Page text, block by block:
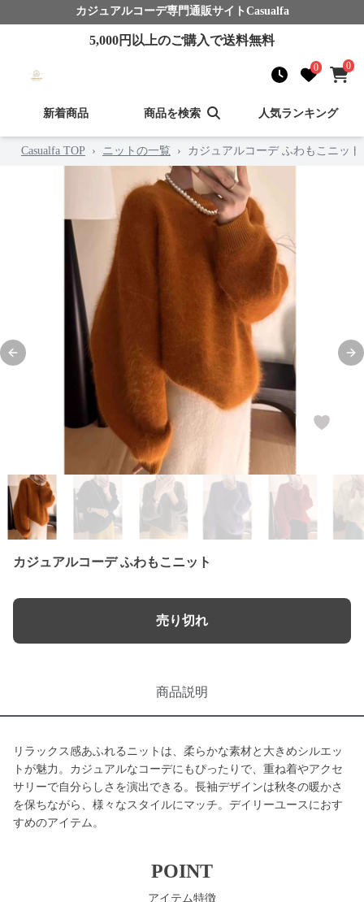
カジュアルコーデ専門通販サイト Casualfa
5,000円以上のご購入で送料無料
0 0
新着商品 商品を検索 人気ランキング
Casualfa TOP › ニットの一覧 › カジュアルコーデ ふわもこニット
Previous slide
カジュアルコーデ ふわもこニット
売り切れ
商品説明
リラックス感あふれるニットは、柔らかな素材と大きめシルエッ
トが魅力。カジュアルなコーデにもぴったりで、重ね着やアクセ
サリーで自分らしさを演出できる。長袖デザインは秋冬の暖かさ
を保ちながら、様々なスタイルにマッチ。デイリーユースにおす
すめのアイテム。
POINT
アイテム特徴